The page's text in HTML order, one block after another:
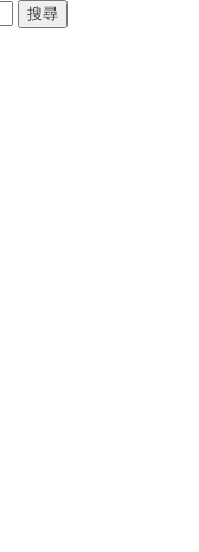
搜尋